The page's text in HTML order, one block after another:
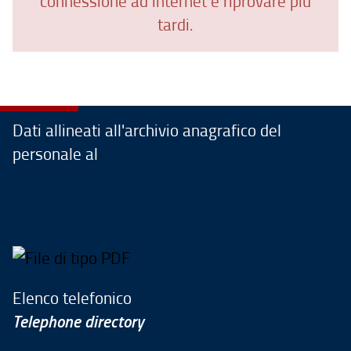
tardi.
Dati allineati all'archivio anagrafico del
personale al
Elenco telefonico
Telephone directory